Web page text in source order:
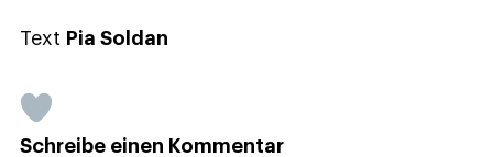
Text Pia Soldan
Schreibe einen Kommentar